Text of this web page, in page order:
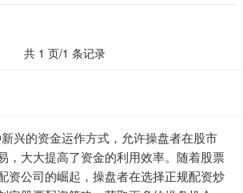
共 1 页/1 条记录
兴的资金运作方式，允许操盘者在股市
，大大提高了资金的利用效率。随着股票
资公司的崛起，操盘者在选择正规配资炒